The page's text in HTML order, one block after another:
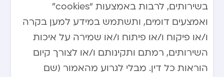
בשירותים, לרבות באמצעות “cookies”
ואמצעים דומים, ותשתמש במידע למען בקרה
ו/או פיקוח ו/או פיתוח ו/או שמירה על איכות
השירותים, רמתם ותקינותם ו/או לצורך קיום
הוראות כל דין. מבלי לגרוע מהאמור (שם